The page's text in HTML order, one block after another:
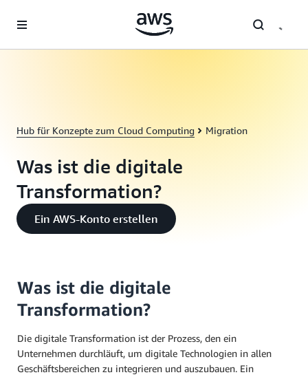
Überspringen zum Hauptinhalt
Hub für Konzepte zum Cloud Computing Migration
Was ist die digitale
Transformation?
Ein AWS-Konto erstellen
Was ist die digitale
Transformation?
Die digitale Transformation ist der Prozess, den ein
Unternehmen durchläuft, um digitale Technologien in allen
Geschäftsbereichen zu integrieren und auszubauen. Ein